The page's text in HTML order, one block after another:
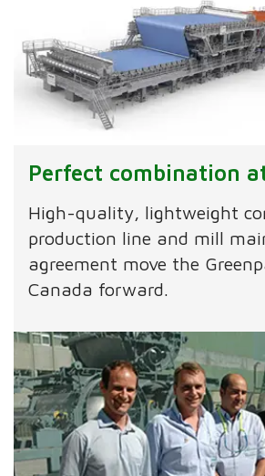
Perfect combination
High-quality, lightweight
production line and mill
agreement move the
Canada forward.